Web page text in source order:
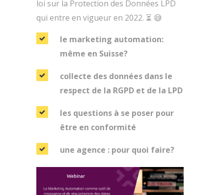
loi sur la Protection des Données LPD
qui entre en vigueur en 2022. ⏳ 😅
le marketing automation:
même en Suisse?
collecte des données dans le
respect de la RGPD et de la LPD
les questions à se poser pour
être en conformité
une agence : pour quoi faire?